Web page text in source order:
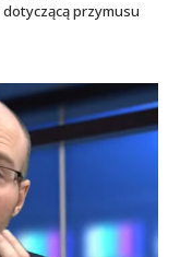
przymusu